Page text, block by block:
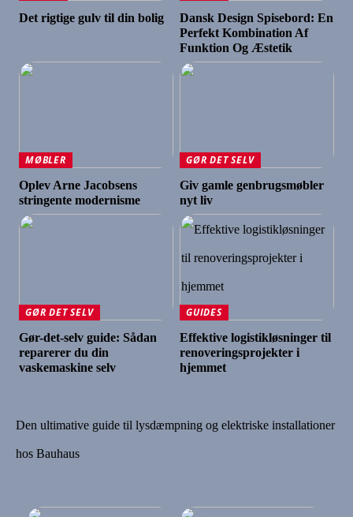
Det rigtige gulv til din bolig
Dansk Design Spisebord: En
Perfekt Kombination Af
Funktion Og Æstetik
MØBLER
Oplev Arne Jacobsens
stringente modernisme
GØR DET SELV
Giv gamle genbrugsmøbler
nyt liv
GØR DET SELV
Gør-det-selv guide: Sådan
reparerer du din
vaskemaskine selv
GUIDES
Effektive logistikløsninger til
renoveringsprojekter i
hjemmet
Den ultimative guide til lysdæmpning og elektriske installationer
hos Bauhaus